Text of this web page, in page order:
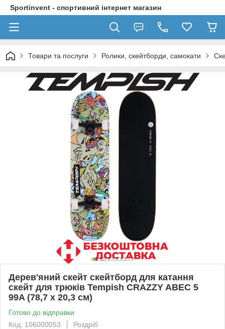
Sportinvent - спортивний інтернет магазин
Товари та послуги Ролики, скейтборди, самокати
Дерев'яний скейт скейтборд для катання
скейт для трюків Tempish CRAZZY ABEC 5
99A (78,7 x 20,3 см)
Готово до відправки
Код: 106000053
Роздріб